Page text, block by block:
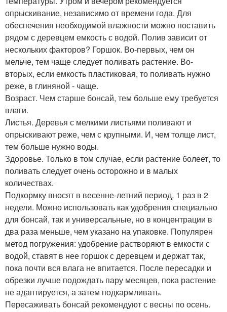
опрыскивание, независимо от времени года. Для
обеспечения необходимой влажности можно поставить
рядом с деревцем емкость с водой. Полив зависит от
нескольких факторов? Горшок. Во-первых, чем он
мельче, тем чаще следует поливать растение. Во-
вторых, если емкость пластиковая, то поливать нужно
реже, в глиняной - чаще.
Возраст. Чем старше бонсай, тем больше ему требуется
влаги.
Листья. Деревья с мелкими листьями поливают и
опрыскивают реже, чем с крупными. И, чем толще лист,
тем больше нужно воды.
Здоровье. Только в том случае, если растение болеет, то
поливать следует очень осторожно и в малых
количествах.
Подкормку вносят в весенне-летний период, 1 раз в 2
недели. Можно использовать как удобрения специально
для бонсай, так и универсальные, но в концентрации в
два раза меньше, чем указано на упаковке. Популярен
метод погружения: удобрение растворяют в емкости с
водой, ставят в нее горшок с деревцем и держат так,
пока почти вся влага не впитается. После пересадки и
обрезки лучше подождать пару месяцев, пока растение
не адаптируется, а затем подкармливать.
Пересаживать бонсай рекомендуют с весны по осень.